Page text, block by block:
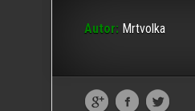
Autor: Mrtvolka